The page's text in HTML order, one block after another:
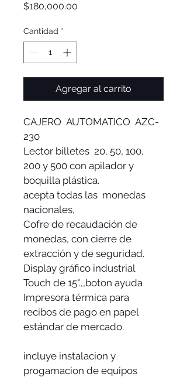
$180,000.00
Cantidad *
Agregar al carrito
CAJERO  AUTOMATICO  AZC-
230
Lector billetes  20, 50, 100,
200 y 500 con apilador y
boquilla plástica.
acepta todas las  monedas
nacionales,
Cofre de recaudación de
monedas, con cierre de
extracción y de seguridad.
Display gráfico industrial
Touch de 15".,,boton ayuda
Impresora térmica para
recibos de pago en papel
estándar de mercado.
incluye instalacion y
progamacion de equipos